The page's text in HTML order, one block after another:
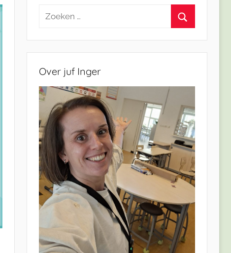
Zoeken
Over juf Inger